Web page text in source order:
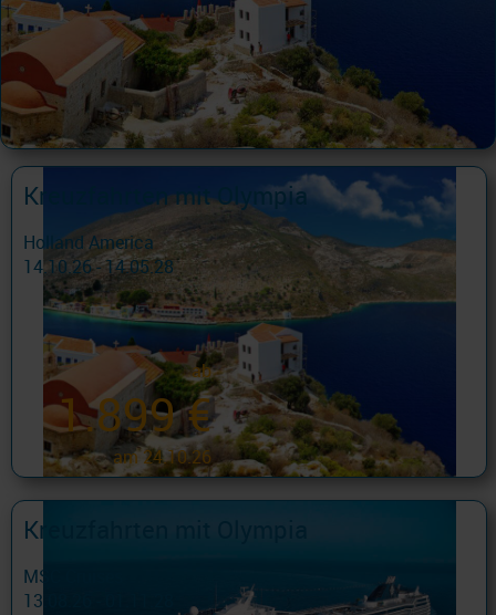
Kreuzfahrten mit Olympia
Holland America
14.10.26 - 14.05.28
ab
1.899 €
am 24.10.26
Kreuzfahrten mit Olympia
MSC Cruises
13.08.26 - 01.11.28